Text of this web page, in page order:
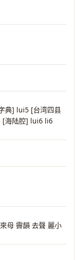
典] lui5 [台湾四县
海陆腔] lui6 li6
母 霽韻 去聲 麗小